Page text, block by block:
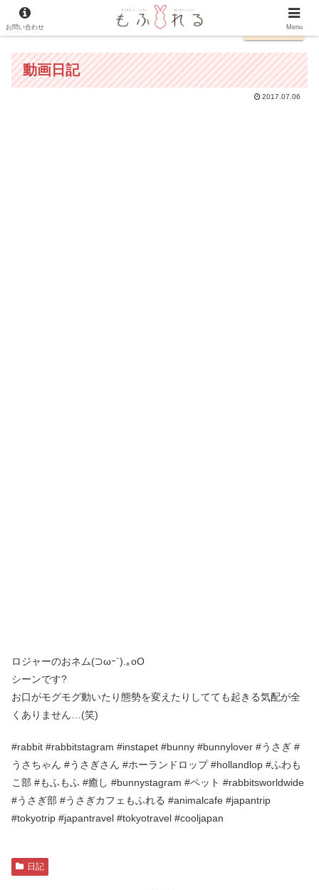
日本語
動画日記
2017.07.06
ロジャーのおネム(⊃ωｰ`).｡oO
シーンです?
お口がモグモグ動いたり態勢を変えたりしてても起きる気配が全
くありません…(笑)
#rabbit #rabbitstagram #instapet #bunny #bunnylover #うさぎ #
うさちゃん #うさぎさん #ホーランドロップ #hollandlop #ふわも
こ部 #もふもふ #癒し #bunnystagram #ペット #rabbitsworldwide
#うさぎ部 #うさぎカフェもふれる #animalcafe #japantrip
#tokyotrip #japantravel #tokyotravel #cooljapan
日記
お問い合わせ Menu